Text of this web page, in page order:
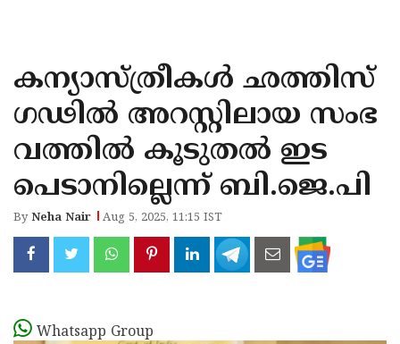
KANNUR
KASARAGOD
ക​ന്യാ​സ്ത്രീ​ക​ൾ ഛത്തി​സ്​​
ഗ​ഢി​ൽ അ​റ​സ്റ്റി​ലാ​യ സം​ഭ​
വ​ത്തി​ൽ കൂടുതൽ ഇട
പെടാനില്ലെന്ന് ബി.ജെ.പി
ByNeha Nair Aug 5, 2025, 11:15 IST
Whatsapp Group